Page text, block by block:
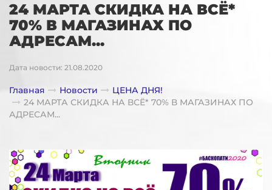
24 МАРТА СКИДКА НА ВСЁ*
70% В МАГАЗИНАХ ПО
АДРЕСАМ...
Дата новости: 21.08.2020
Главная Новости
ЦЕНА ДНЯ!
24 МАРТА СКИДКА НА ВСЁ* 70% В МАГАЗИНАХ ПО
АДРЕСАМ...